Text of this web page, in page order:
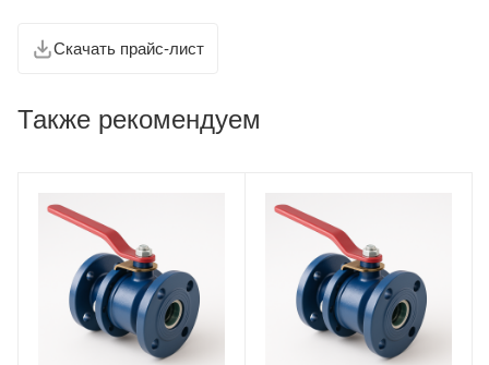
Скачать прайс-лист
Также рекомендуем